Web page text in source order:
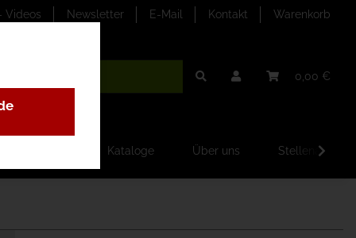
Videos Newsletter E-Mail Kontakt Warenkorb
0,00 €
Kataloge Über uns